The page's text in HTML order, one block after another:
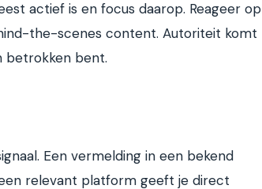
actief is en focus daarop. Reageer op
the-scenes content. Autoriteit komt
betrokken bent.
Een vermelding in een bekend
relevant platform geeft je direct